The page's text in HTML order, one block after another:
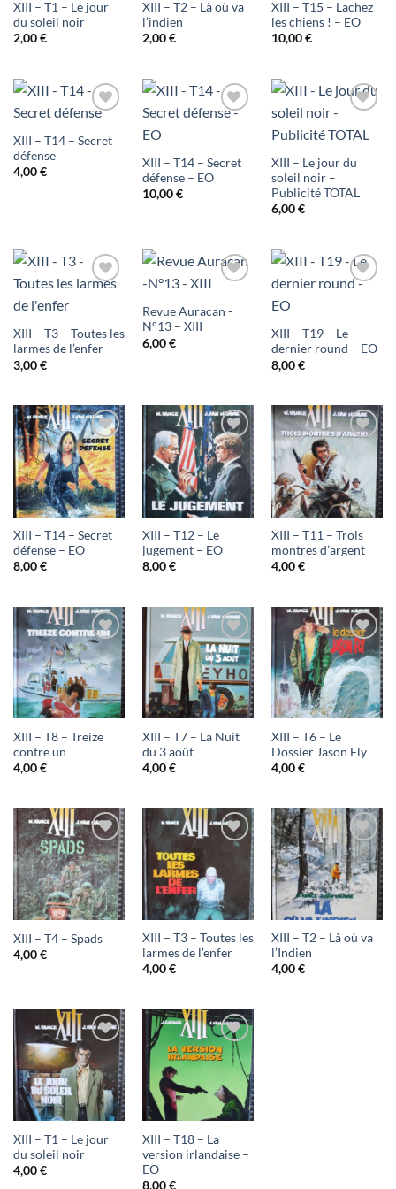
XIII – T1 – Le jour
du soleil noir
2,00€
XIII – T2 – Là où va
l’indien
2,00€
XIII – T15 – Lachez
les chiens ! – EO
10,00€
XIII – T14 – Secret
défense
4,00€
liste
XIII – T14 – Secret
défense – EO
10,00€
Ajouter
liste
d'envies
XIII – Le jour du
soleil noir –
Publicité TOTAL
6,00€
liste
XIII – T3 – Toutes les
larmes de l’enfer
3,00€
à ma
Revue Auracan -
N°13 – XIII
6,00€
liste
XIII – T19 – Le
dernier round – EO
8,00€
Ajouter
à ma
liste
XIII – T14 – Secret
défense – EO
8,00€
Ajouter
à ma
liste
XIII – T12 – Le
jugement – EO
8,00€
Ajouter
à ma
liste
XIII – T11 – Trois
montres d’argent
4,00€
Ajouter
à ma
liste
XIII – T8 – Treize
contre un
4,00€
Ajouter
à ma
liste
XIII – T7 – La Nuit
du 3 août
4,00€
Ajouter
à ma
liste
XIII – T6 – Le
Dossier Jason Fly
4,00€
Ajouter
à ma
liste
XIII – T4 – Spads
4,00€
Ajouter
à ma
liste
XIII – T3 – Toutes les
larmes de l’enfer
4,00€
Ajouter
à ma
liste
XIII – T2 – Là où va
l’Indien
4,00€
Ajouter
à ma
liste
XIII – T1 – Le jour
du soleil noir
4,00€
Ajouter
à ma
XIII – T18 – La
version irlandaise –
EO
8,00€